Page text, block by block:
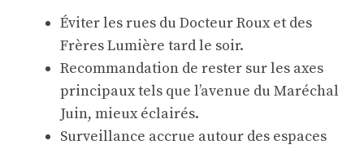
Éviter les rues du Docteur Roux et des
Frères Lumière tard le soir.
Recommandation de rester sur les axes
principaux tels que l’avenue du Maréchal
Juin, mieux éclairés.
Surveillance accrue autour des espaces